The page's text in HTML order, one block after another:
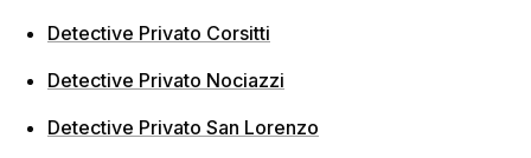
Detective Privato Corsitti
Detective Privato Nociazzi
Detective Privato San Lorenzo